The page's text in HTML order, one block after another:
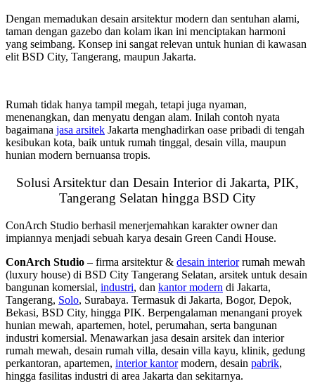
Dengan memadukan desain arsitektur modern dan sentuhan alami,
taman dengan gazebo dan kolam ikan ini menciptakan harmoni
yang seimbang. Konsep ini sangat relevan untuk hunian di kawasan
elit BSD City, Tangerang, maupun Jakarta.
Rumah tidak hanya tampil megah, tetapi juga nyaman,
menenangkan, dan menyatu dengan alam. Inilah contoh nyata
bagaimana jasa arsitek Jakarta menghadirkan oase pribadi di tengah
kesibukan kota, baik untuk rumah tinggal, desain villa, maupun
hunian modern bernuansa tropis.
Solusi Arsitektur dan Desain Interior di Jakarta, PIK,
Tangerang Selatan hingga BSD City
ConArch Studio berhasil menerjemahkan karakter owner dan
impiannya menjadi sebuah karya desain Green Candi House.
ConArch Studio – firma arsitektur & desain interiorrumah mewah
(luxury house) di BSD City Tangerang Selatan, arsitek untuk desain
bangunan komersial, industri, dan kantor modern di Jakarta,
Tangerang, Solo, Surabaya. Termasuk di Jakarta, Bogor, Depok,
Bekasi, BSD City, hingga PIK. Berpengalaman menangani proyek
hunian mewah, apartemen, hotel, perumahan, serta bangunan
industri komersial. Menawarkan jasa desain arsitek dan interior
rumah mewah, desain rumah villa, desain villa kayu, klinik, gedung
perkantoran, apartemen, interior kantormodern, desain pabrik,
hingga fasilitas industri di area Jakarta dan sekitarnya.